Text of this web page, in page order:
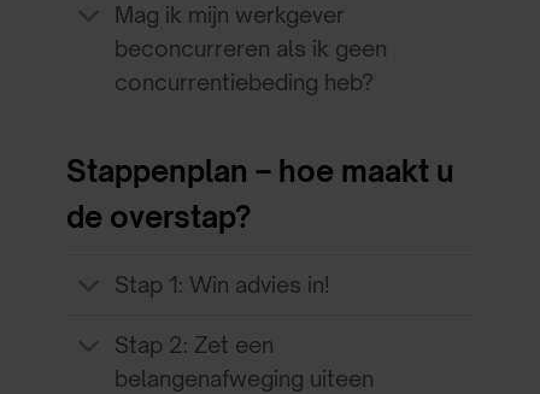
Mag ik mijn werkgever
beconcurreren als ik geen
concurrentiebeding heb?
Stappenplan – hoe maakt u
de overstap?
Stap 1: Win advies in!
Stap 2: Zet een
belangenafweging uiteen